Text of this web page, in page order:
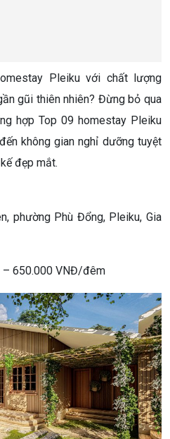
Pleiku với chất lượng
gũi thiên nhiên? Đừng bỏ qua
hợp Top 09 homestay Pleiku
không gian nghỉ dưỡng tuyệt
đẹp mắt.
phường Phù Đổng, Pleiku, Gia
– 650.000 VNĐ/đêm